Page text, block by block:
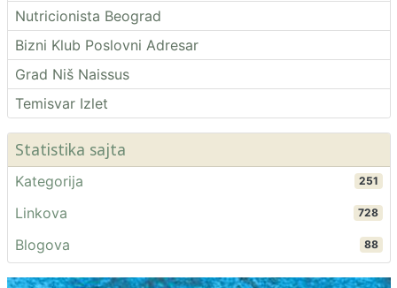
Nutricionista Beograd
Bizni Klub Poslovni Adresar
Grad Niš Naissus
Temisvar Izlet
Statistika sajta
Kategorija 251
Linkova 728
Blogova 88